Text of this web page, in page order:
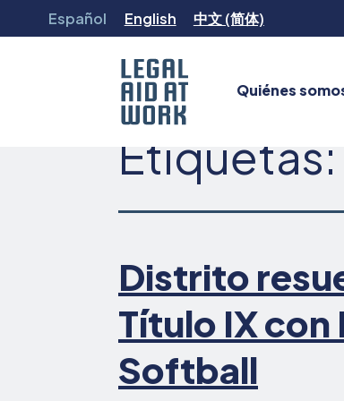
Español English 中文 (简体)
Legal
Aid
Quiénes
Etiquetas:
Distrito
Título IX
Softball